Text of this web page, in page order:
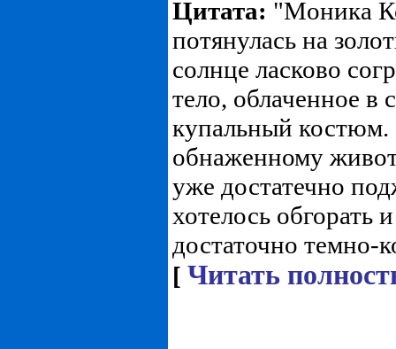
Цитата: "Mоника
потянулась на
солнце ласково
тело, облаченное в
купальный костюм.
обнаженному
уже достатечно
хотелось обгорать
достаточно темно-
[ Читать